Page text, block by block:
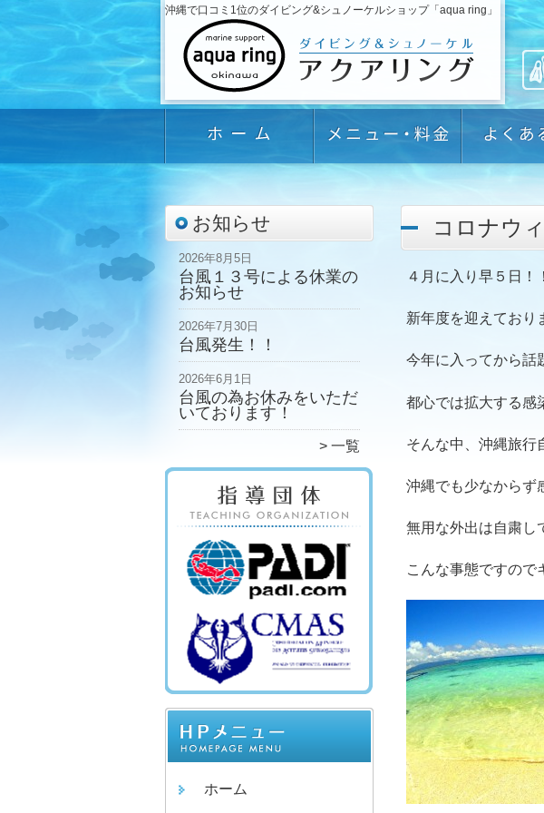
沖縄で口コミ1位のダイビング&シュノーケルショップ「aqua ring」
お知らせ
2026年8月5日
台風１３号による休業の
お知らせ
2026年7月30日
台風発生！！
2026年6月1日
台風の為お休みをいただ
いております！
一覧
ホーム
コロナウ
４月に入り早５日！！
新年度を迎えており
今年に入ってから話
都心では拡大する感
そんな中、沖縄旅行
沖縄でも少なからず
無用な外出は自粛し
こんな事態ですので